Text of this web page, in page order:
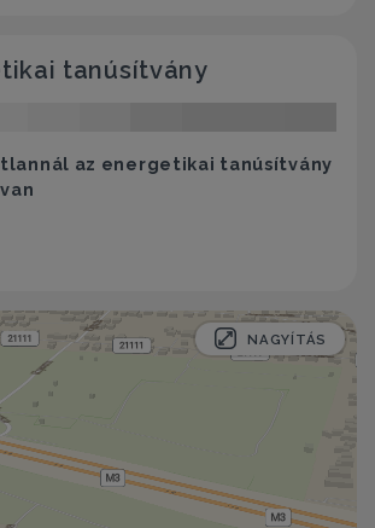
tanúsítvány
az energetikai tanúsítvány
NAGYÍTÁS